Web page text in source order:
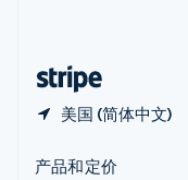
美国 (简体中文)
产品和定价